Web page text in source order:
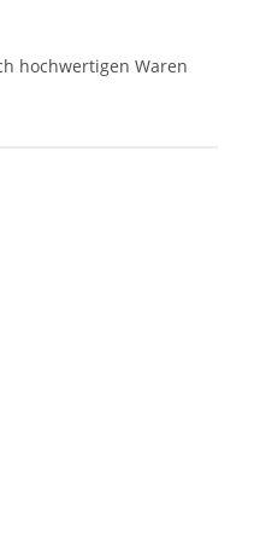
hochwertigen Waren